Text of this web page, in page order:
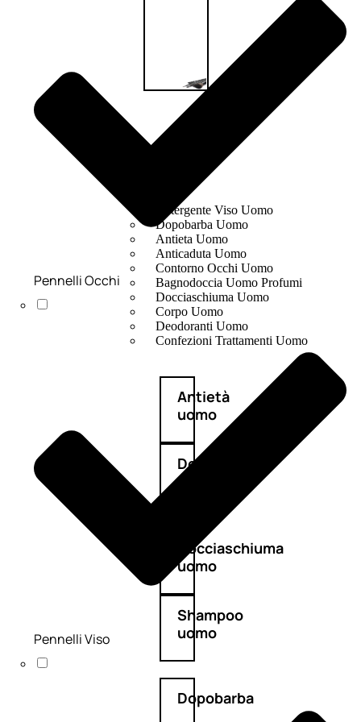
Detergente Viso Uomo
Dopobarba Uomo
Antieta Uomo
Anticaduta Uomo
Contorno Occhi Uomo
Bagnodoccia Uomo Profumi
Docciaschiuma Uomo
Corpo Uomo
Deodoranti Uomo
Confezioni Trattamenti Uomo
Antietà
uomo
Detergente
viso
Docciaschiuma
uomo
Shampoo
uomo
Dopobarba
Pennelli Occhi
Pennelli Viso